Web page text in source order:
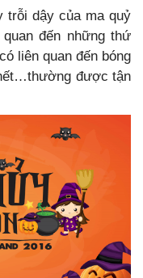
trỗi dậy của ma quỷ
đến những thứ
liên quan đến bóng
được tận